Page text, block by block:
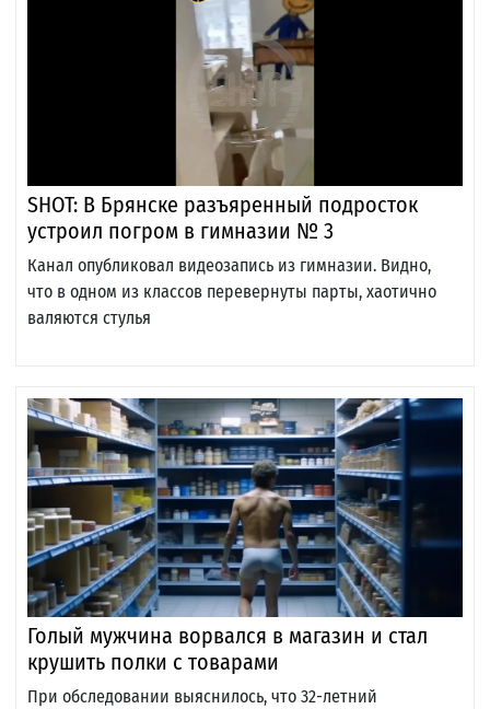
SHOT: В Брянске разъяренный подросток
устроил погром в гимназии № 3
Канал опубликовал видеозапись из гимназии. Видно,
что в одном из классов перевернуты парты, хаотично
валяются стулья
Голый мужчина ворвался в магазин и стал
крушить полки с товарами
При обследовании выяснилось, что 32-летний